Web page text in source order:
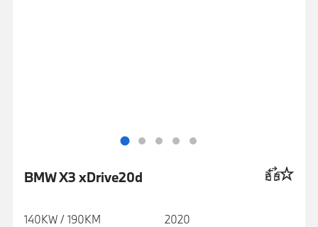
BMW X3 xDrive20d
140KW / 190KM
2020